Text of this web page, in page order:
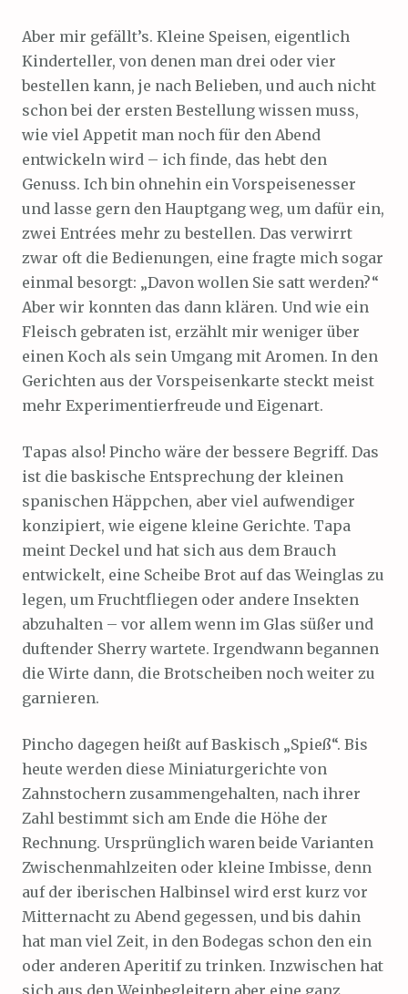
Aber mir gefällt’s. Kleine Speisen, eigentlich
Kinderteller, von denen man drei oder vier
bestellen kann, je nach Belieben, und auch nicht
schon bei der ersten Bestellung wissen muss,
wie viel Appetit man noch für den Abend
entwickeln wird – ich finde, das hebt den
Genuss. Ich bin ohnehin ein Vorspeisenesser
und lasse gern den Hauptgang weg, um dafür ein,
zwei Entrées mehr zu bestellen. Das verwirrt
zwar oft die Bedienungen, eine fragte mich sogar
einmal besorgt: „Davon wollen Sie satt werden?“
Aber wir konnten das dann klären. Und wie ein
Fleisch gebraten ist, erzählt mir weniger über
einen Koch als sein Umgang mit Aromen. In den
Gerichten aus der Vorspeisenkarte steckt meist
mehr Experimentierfreude und Eigenart.
Tapas also! Pincho wäre der bessere Begriff. Das
ist die baskische Entsprechung der kleinen
spanischen Häppchen, aber viel aufwendiger
konzipiert, wie eigene kleine Gerichte. Tapa
meint Deckel und hat sich aus dem Brauch
entwickelt, eine Scheibe Brot auf das Weinglas zu
legen, um Fruchtfliegen oder andere Insekten
abzuhalten – vor allem wenn im Glas süßer und
duftender Sherry wartete. Irgendwann begannen
die Wirte dann, die Brotscheiben noch weiter zu
garnieren.
Pincho dagegen heißt auf Baskisch „Spieß“. Bis
heute werden diese Miniaturgerichte von
Zahnstochern zusammengehalten, nach ihrer
Zahl bestimmt sich am Ende die Höhe der
Rechnung. Ursprünglich waren beide Varianten
Zwischenmahlzeiten oder kleine Imbisse, denn
auf der iberischen Halbinsel wird erst kurz vor
Mitternacht zu Abend gegessen, und bis dahin
hat man viel Zeit, in den Bodegas schon den ein
oder anderen Aperitif zu trinken. Inzwischen hat
sich aus den Weinbegleitern aber eine ganz